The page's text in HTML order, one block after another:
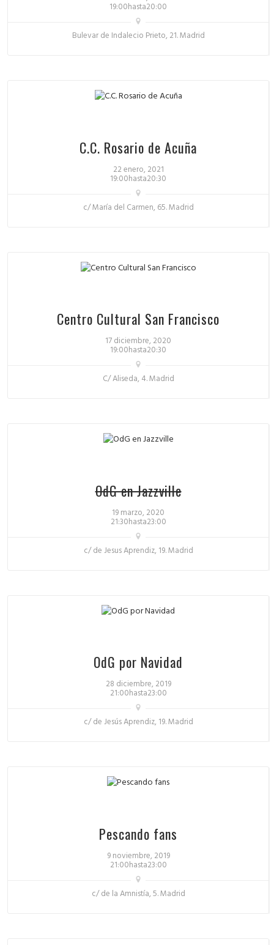
19:00hasta20:00
Bulevar de Indalecio Prieto, 21. Madrid
C.C. Rosario de Acuña
22 enero, 2021
19:00hasta20:30
c/ María del Carmen, 65. Madrid
Centro Cultural San Francisco
17 diciembre, 2020
19:00hasta20:30
C/ Aliseda, 4. Madrid
OdG en Jazzville
19 marzo, 2020
21:30hasta23:00
c/ de Jesus Aprendiz, 19. Madrid
OdG por Navidad
28 diciembre, 2019
21:00hasta23:00
c/ de Jesús Aprendiz, 19. Madrid
Pescando fans
9 noviembre, 2019
21:00hasta23:00
c/ de la Amnistía, 5. Madrid